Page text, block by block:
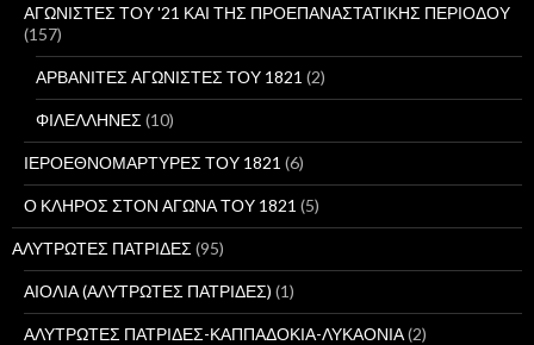
ΑΓΩΝΙΣΤΕΣ ΤΟΥ '21 ΚΑΙ ΤΗΣ ΠΡΟΕΠΑΝΑΣΤΑΤΙΚΗΣ ΠΕΡΙΟΔΟΥ
(157)
ΑΡΒΑΝΙΤΕΣ ΑΓΩΝΙΣΤΕΣ ΤΟΥ 1821 (2)
ΦΙΛΕΛΛΗΝΕΣ (10)
ΙΕΡΟΕΘΝΟΜΑΡΤΥΡΕΣ ΤΟΥ 1821 (6)
Ο ΚΛΗΡΟΣ ΣΤΟΝ ΑΓΩΝΑ ΤΟΥ 1821 (5)
ΑΛΥΤΡΩΤΕΣ ΠΑΤΡΙΔΕΣ (95)
ΑΙΟΛΙΑ (ΑΛΥΤΡΩΤΕΣ ΠΑΤΡΙΔΕΣ) (1)
ΑΛΥΤΡΩΤΕΣ ΠΑΤΡΙΔΕΣ-ΚΑΠΠΑΔΟΚΙΑ-ΛΥΚΑΟΝΙΑ(2)